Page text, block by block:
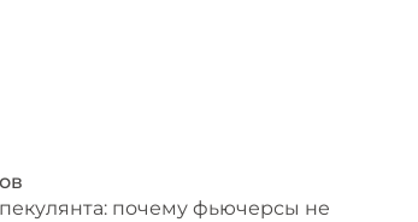
почему фьючерсы не